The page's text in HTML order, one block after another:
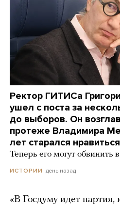
Ректор ГИТИСа
ушел с поста за
до выборов. Он
протеже Владимира
лет старался
Теперь его могут обвинить
ИСТОРИИ день назад
«В Госдуму идет партия,